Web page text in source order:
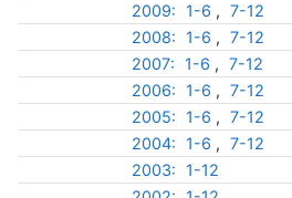
2009:
1-6 , 7-12
2008:
1-6 , 7-12
2007:
1-6 , 7-12
2006:
1-6 , 7-12
2005:
1-6 , 7-12
2004:
1-6 , 7-12
2003:
1-12